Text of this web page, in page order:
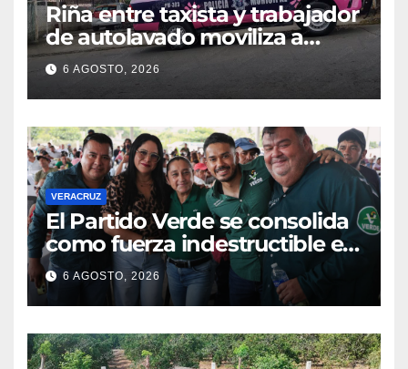
Riña entre taxista y trabajador
de autolavado moviliza a
policías en Poza Rica
6 AGOSTO, 2026
VERACRUZ
​El Partido Verde se consolida
como fuerza indestructible en
la zona norte de Veracruz
6 AGOSTO, 2026